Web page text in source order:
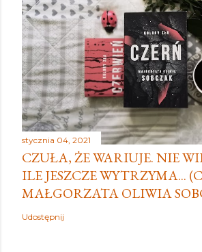
stycznia 04, 2021
CZUŁA, ŻE WARIUJE. NIE
ILE JESZCZE WYTRZYMA...
MAŁGORZATA OLIWIA
Udostępnij